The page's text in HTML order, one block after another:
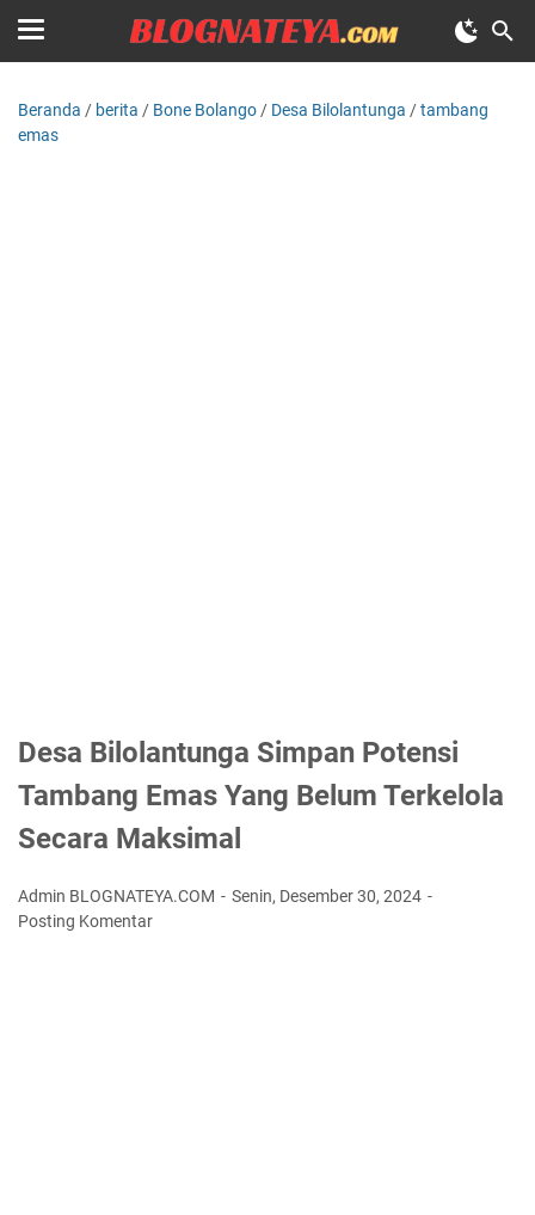
Beranda / berita / Bone Bolango / Desa Bilolantunga /tambang
emas
Desa Bilolantunga Simpan Potensi
Tambang Emas Yang Belum Terkelola
Secara Maksimal
Admin BLOGNATEYA.COM
Senin, Desember 30, 2024
Posting Komentar